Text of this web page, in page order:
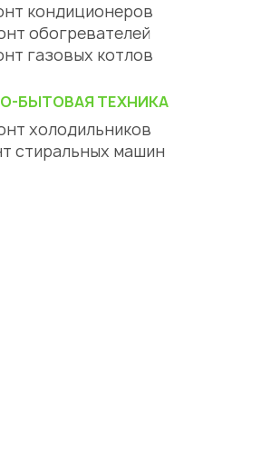
кондиционеров
обогревателей
газовых котлов
БЫТОВАЯ ТЕХНИКА
холодильников
стиральных машин